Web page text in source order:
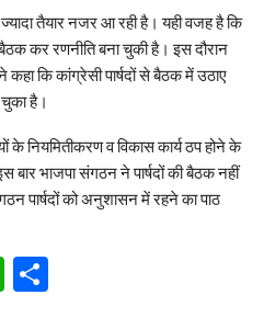
तैयार नजर आ रही है। यही वजह है कि
कर रणनीति बना चुकी है। इस दौरान
कि कांग्रेसी पार्षदों से बैठक में उठाए
चुका है।
के नियमितीकरण व विकास कार्य ठप होने के
भाजपा संगठन ने पार्षदों की बैठक नहीं
पार्षदों को अनुशासन में रहने का पाठ
WhatsApp